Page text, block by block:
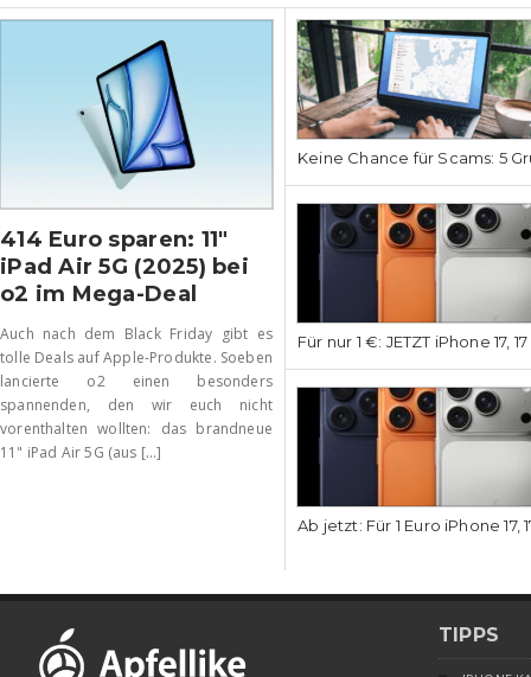
414 Euro sparen: 11″
iPad Air 5G (2025) bei
o2 im Mega-Deal
Auch nach dem Black Friday gibt es
tolle Deals auf Apple-Produkte. Soeben
lancierte o2 einen besonders
spannenden, den wir euch nicht
vorenthalten wollten: das brandneue
11" iPad Air 5G (aus [...]
Keine Chance für Scams: 5
Für nur 1 €: JETZT iPhone 17,
Ab jetzt: Für 1 Euro iPhone
TIPPS